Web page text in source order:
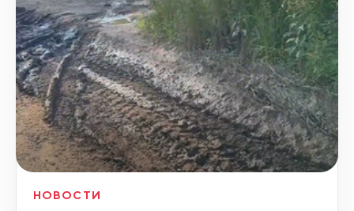
НОВОСТИ